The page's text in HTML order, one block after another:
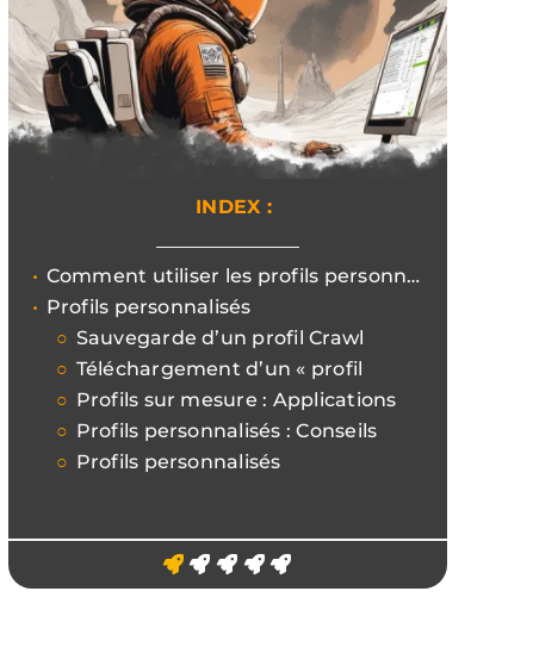
INDEX :
Comment utiliser les profils personnalisés et personnaliser les scans avec Screaming Frog ?
Profils personnalisés
Sauvegarde d’un profil Crawl
Téléchargement d’un « profil
Profils sur mesure : Applications
Profils personnalisés : Conseils
Profils personnalisés